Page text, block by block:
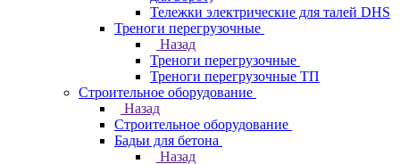
Тележки электрические для талей DHS
Треноги перегрузочные
Назад
Треноги перегрузочные
Треноги перегрузочные ТП
Строительное оборудование
Назад
Строительное оборудование
Бадьи для бетона
Назад